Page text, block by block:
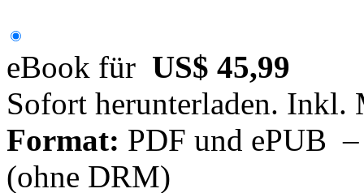
eBook für US$ 45,99
Sofort herunterladen. Inkl.
Format: PDF und ePUB
(ohne DRM)